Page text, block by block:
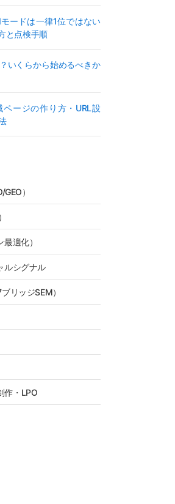
ードは一律1位ではない
と点検手順
いくらから始めるべきか
ページの作り方・URL設
）
適化）
ルシグナル
リッジSEM）
作・LPO